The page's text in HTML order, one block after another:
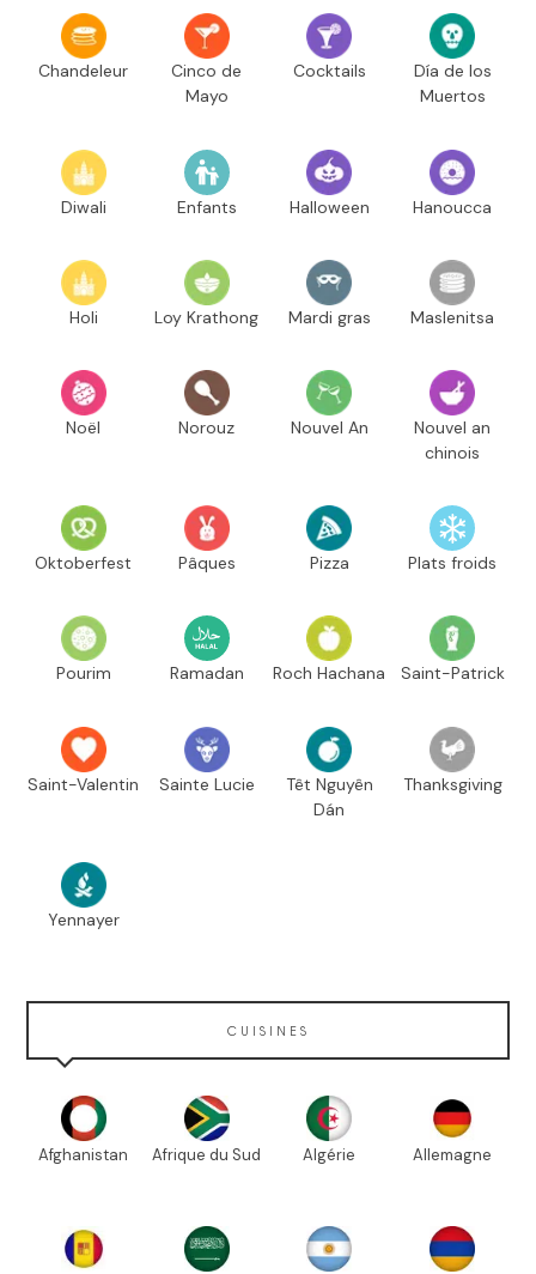
Chandeleur
Cinco de
Mayo
Cocktails
Día de los
Muertos
Diwali Enfants Halloween Hanoucca
Holi Loy Krathong Mardi gras Maslenitsa
Noël Norouz Nouvel An
Nouvel an
chinois
Oktoberfest Pâques Pizza Plats froids
Pourim Ramadan Roch Hachana Saint-Patrick
Saint-Valentin Sainte Lucie
Têt Nguyên
Dán
Thanksgiving
Yennayer
CUISINES
Afghanistan Afrique du Sud Algérie Allemagne